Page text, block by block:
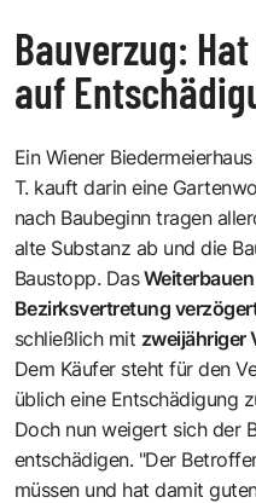
Bauverzug:
auf
Ein Wiener
T. kauft darin eine
nach Baubeginn tragen
alte Substanz ab und die
Baustopp. DasWeiterbauen
Bezirksvertretung
schließlich mit zweijähriger
Dem Käufer steht für den
üblich eine Entschädigung
Doch nun weigert sich der
entschädigen. "Der
müssen und hat damit